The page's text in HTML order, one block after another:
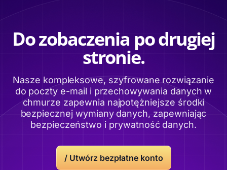
Do zobaczenia po drugiej
stronie.
Nasze kompleksowe, szyfrowane rozwiązanie
do poczty e-mail i przechowywania danych w
chmurze zapewnia najpotężniejsze środki
bezpiecznej wymiany danych, zapewniając
bezpieczeństwo i prywatność danych.
/ Utwórz bezpłatne konto